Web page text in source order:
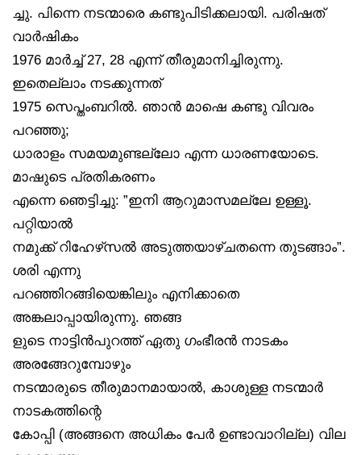
ച്ചു. പിന്നെ നടന്മാരെ കണ്ടുപിടിക്കലായി. പരിഷത്
വാർഷികം
1976 മാർച്ച് 27, 28 എന്ന് തീരുമാനിച്ചിരുന്നു.
ഇതെല്ലാം നടക്കുന്നത്
1975 സെപ്തംബറിൽ. ഞാൻ മാഷെ കണ്ടു വിവരം
പറഞ്ഞു;
ധാരാളം സമയമുണ്ടല്ലോ എന്ന ധാരണയോടെ.
മാഷുടെ പ്രതികരണം
എന്നെ ഞെട്ടിച്ചു: ”ഇനി ആറുമാസമല്ലേ ഉള്ളൂ.
പറ്റിയാൽ
നമുക്ക് റിഹേഴ്‌സൽ അടുത്തയാഴ്ചതന്നെ തുടങ്ങാം”.
ശരി എന്നു
പറഞ്ഞിറങ്ങിയെങ്കിലും എനിക്കാതെ
അങ്കലാപ്പായിരുന്നു. ഞങ്ങ
ളുടെ നാട്ടിൻപുറത്ത് ഏതു ഗംഭീരൻ നാടകം
അരങ്ങേറുമ്പോഴും
നടന്മാരുടെ തീരുമാനമായാൽ, കാശുള്ള നടന്മാർ
നാടകത്തിന്റെ
കോപ്പി (അങ്ങനെ അധികം പേർ ഉണ്ടാവാറില്ല) വില